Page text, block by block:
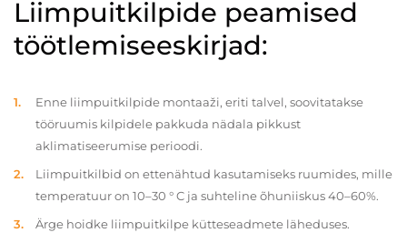
Liimpuitkilpide peamised
töötlemiseeskirjad:
Enne liimpuitkilpide montaaži, eriti talvel, soovitatakse
tööruumis kilpidele pakkuda nädala pikkust
aklimatiseerumise perioodi.
Liimpuitkilbid on ettenähtud kasutamiseks ruumides, mille
temperatuur on 10–30 ° C ja suhteline õhuniiskus 40–60%.
Ärge hoidke liimpuitkilpe kütteseadmete läheduses.